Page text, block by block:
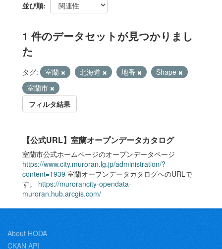
並び順
1 件のデータセットが見つかりまし
た
タグ: 室蘭 北海道 地番
Shape
室蘭市
フィルタ結果
【公式URL】室蘭オープンデータカタログ
室蘭市公式ホームページのオープンデータページ
https://www.city.muroran.lg.jp/administration/?
content=1939 室蘭オープンデータカタログへのURLで
す。 https://murorancity-opendata-
muroran.hub.arcgis.com/
About HODA
CKAN API